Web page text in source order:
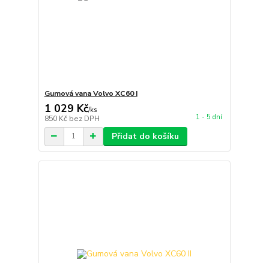
Gumová vana Volvo XC60 I
1 029 Kč/ks
850 Kč bez DPH 1 - 5 dní
Přidat do košíku